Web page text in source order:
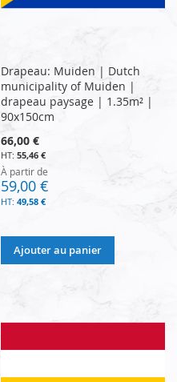
Drapeau: Muiden | Dutch
municipality of Muiden |
drapeau paysage | 1.35m² |
90x150cm
66,00 €
55,46 €
À partir de
59,00 €
49,58 €
Ajouter au panier